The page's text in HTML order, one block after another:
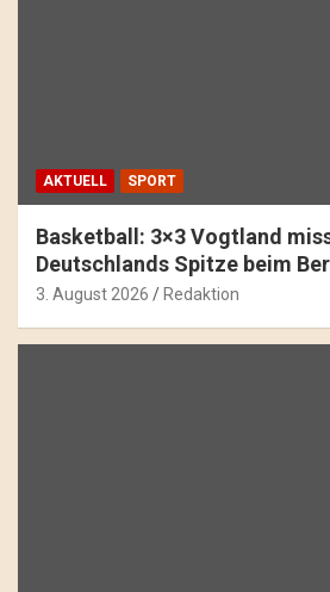
AKTUELL SPORT
Basketball: 3×3 Vogtland
Deutschlands Spitze beim
3. August 2026 Redaktion